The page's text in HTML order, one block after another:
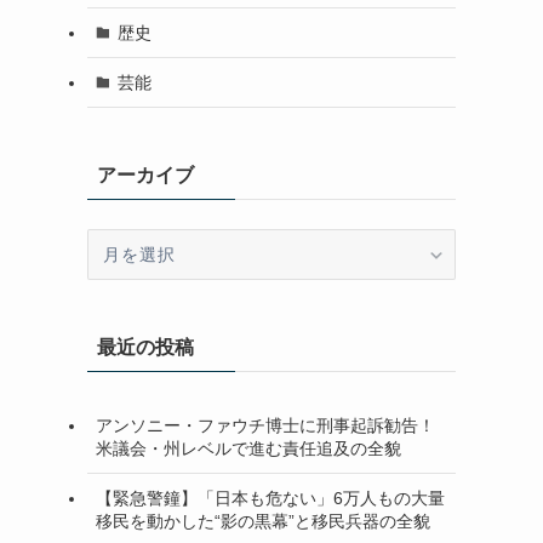
歴史
芸能
アーカイブ
ブ最近の投稿
アンソニー・ファウチ博士に刑事起訴勧告！
米議会・州レベルで進む責任追及の全貌
【緊急警鐘】「日本も危ない」6万人もの大量
移民を動かした“影の黒幕”と移民兵器の全貌